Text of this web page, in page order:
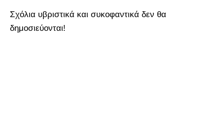
Σχόλια υβριστικά και συκοφαντικά δεν θα
δημοσιεύονται!